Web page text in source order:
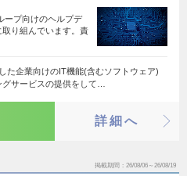
ープ向けのヘルプデ
り組んでいます。責
た企業向けのIT機能(含むソフトウェア)
サービスの提供をして…
詳細へ
掲載期間 26/08/06～26/08/19